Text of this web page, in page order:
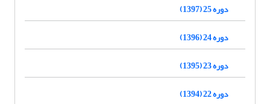
دوره 25 (1397)
دوره 24 (1396)
دوره 23 (1395)
دوره 22 (1394)